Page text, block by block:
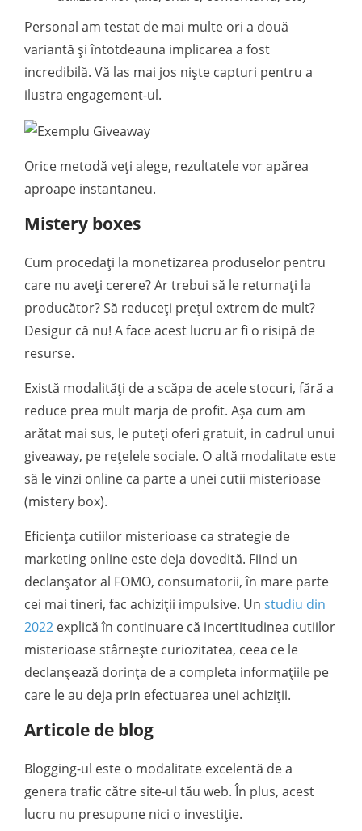
Personal am testat de mai multe ori a două
variantă și întotdeauna implicarea a fost
incredibilă. Vă las mai jos niște capturi pentru a
ilustra engagement-ul.
Orice metodă veți alege, rezultatele vor apărea
aproape instantaneu.
Mistery boxes
Cum procedați la monetizarea produselor pentru
care nu aveți cerere? Ar trebui să le returnați la
producător? Să reduceți prețul extrem de mult?
Desigur că nu! A face acest lucru ar fi o risipă de
resurse.
Există modalități de a scăpa de acele stocuri, fără a
reduce prea mult marja de profit. Așa cum am
arătat mai sus, le puteți oferi gratuit, in cadrul unui
giveaway, pe rețelele sociale. O altă modalitate este
să le vinzi online ca parte a unei cutii misterioase
(mistery box).
Eficiența cutiilor misterioase ca strategie de
marketing online este deja dovedită. Fiind un
declanșator al FOMO, consumatorii, în mare parte
cei mai tineri, fac achiziții impulsive. Un studiu din
2022 explică în continuare că incertitudinea cutiilor
misterioase stârnește curiozitatea, ceea ce le
declanșează dorința de a completa informațiile pe
care le au deja prin efectuarea unei achiziții.
Articole de blog
Blogging-ul este o modalitate excelentă de a
genera trafic către site-ul tău web. În plus, acest
lucru nu presupune nici o investiție.